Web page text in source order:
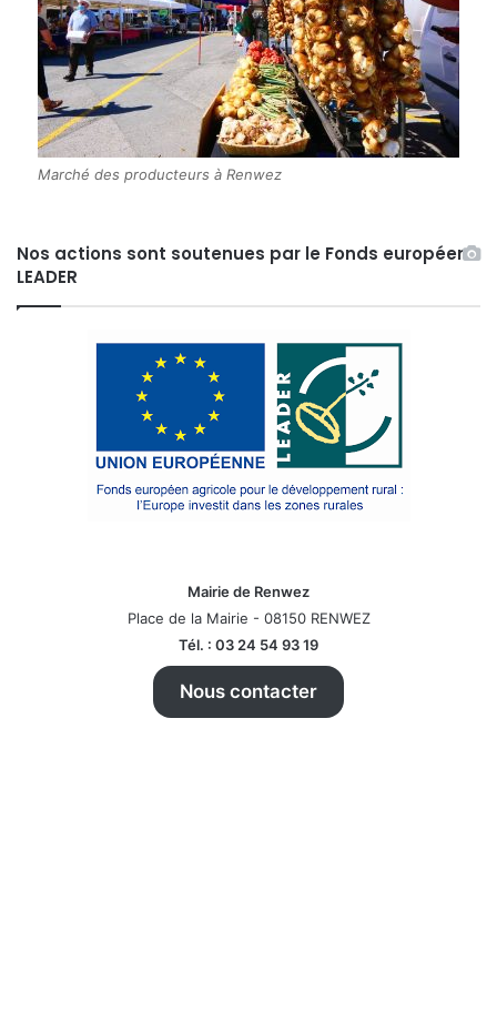
Marché des producteurs à Renwez
Nos actions sont soutenues par le Fonds européen
LEADER
Mairie de Renwez
Place de la Mairie - 08150 RENWEZ
Tél. : 03 24 54 93 19
Nous contacter